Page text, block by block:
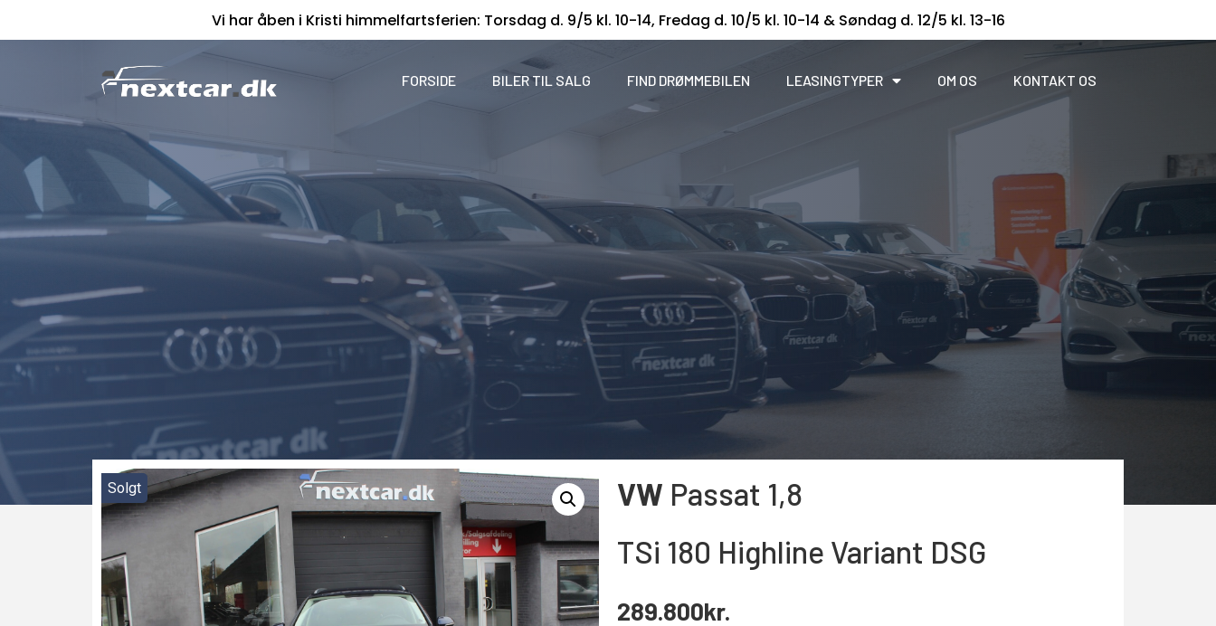
Vi har åben i Kristi himmelfartsferien: Torsdag d. 9/5 kl. 10-14, Fredag d. 10/5 kl. 10-14 & Søndag d. 12/5 kl. 13-16
FORSIDE BILER TIL SALG FIND DRØMMEBILEN LEASINGTYPER OM OS KONTAKT OS
Solgt VW Passat 1,8
TSi 180 Highline Variant DSG
289.800kr.